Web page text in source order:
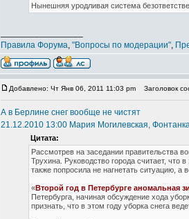
Нынешняя уродливая система
Правила Форума, "Вопросы по модерации",
Добавлено: Чт Янв 06, 2011 11:03 pm Заголовок
А в Берлине снег вообще не чистят
21.12.2010 13:00 Мария Могилевская,
Цитата:
Рассмотрев на заседании правительства
Трухина. Руководство города считает, что
также попросила не нагнетать ситуацию,
«Второй год в Петербурге аномальная
Петербурга, начиная обсуждение хода
признать, что в этом году уборка снега